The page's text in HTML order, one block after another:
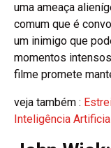
uma ameaça
comum que é
um inimigo que
momentos
filme promete
veja também :
Inteligência